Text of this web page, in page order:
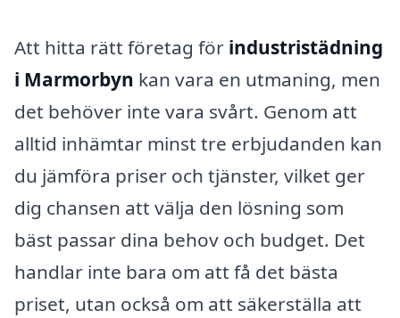
Att hitta rätt företag för industristädning
i Marmorbyn kan vara en utmaning, men
det behöver inte vara svårt. Genom att
alltid inhämtar minst tre erbjudanden kan
du jämföra priser och tjänster, vilket ger
dig chansen att välja den lösning som
bäst passar dina behov och budget. Det
handlar inte bara om att få det bästa
priset, utan också om att säkerställa att